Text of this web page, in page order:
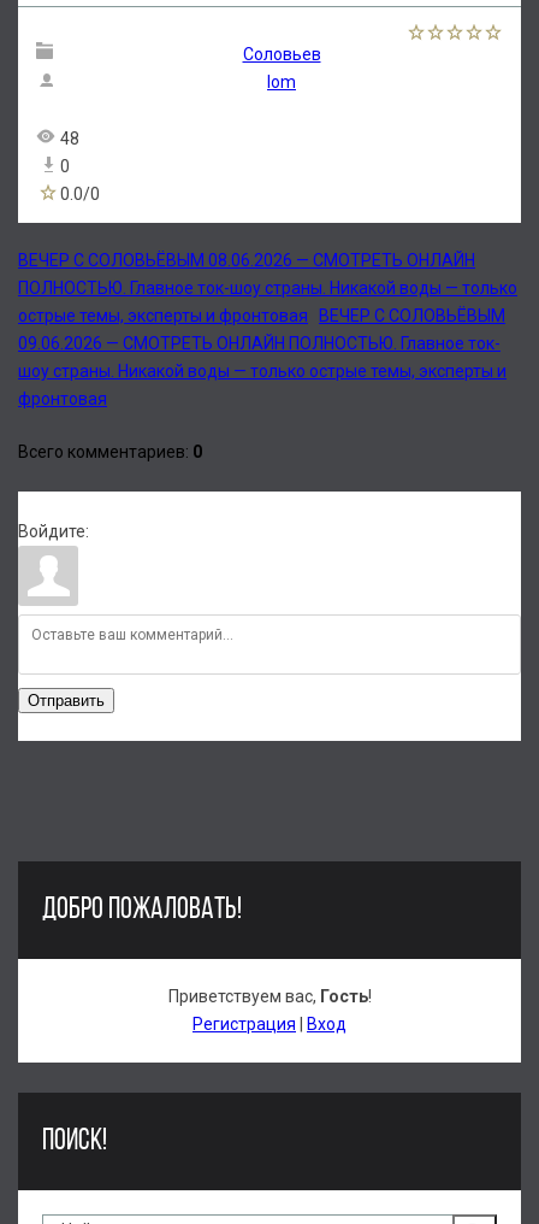
Соловьев
lom
48
0
0.0/0
ВЕЧЕР С СОЛОВЬЁВЫМ 08.06.2026 — СМОТРЕТЬ ОНЛАЙН
ПОЛНОСТЬЮ. Главное ток-шоу страны. Никакой воды — только
острые темы, эксперты и фронтовая
ВЕЧЕР С СОЛОВЬЁВЫМ
09.06.2026 — СМОТРЕТЬ ОНЛАЙН ПОЛНОСТЬЮ. Главное ток-
шоу страны. Никакой воды — только острые темы, эксперты и
фронтовая
Всего комментариев: 0
Войдите:
Отправить
ДОБРО ПОЖАЛОВАТЬ!
Приветствуем вас, Гость!
Регистрация
Вход
ПОИСК!